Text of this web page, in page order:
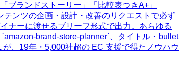
ブランドストーリー」「比較表つきA+」
ンツの企画・設計・改善のリクエストで必ず
ナーに渡せるブリーフ形式で出力。あらゆる
brand-store-planner`、タイトル・bullet
、19年・5,000社超の EC 支援で得たノウハウ